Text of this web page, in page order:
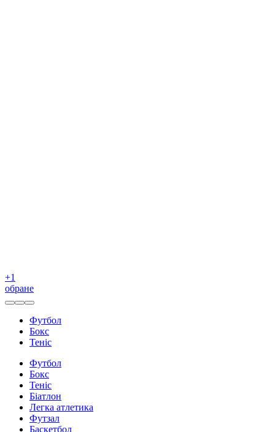
+1
обране
Футбол
Бокс
Теніс
Футбол
Бокс
Теніс
Біатлон
Легка атлетика
Футзал
Баскетбол